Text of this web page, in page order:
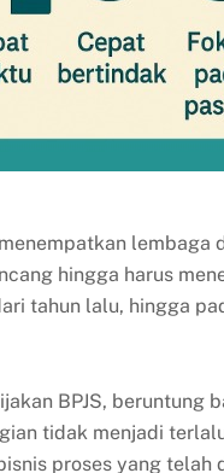
lembaga
hingga harus
tahun lalu, hingga
BPJS, beruntung
tidak menjadi
proses yang telah